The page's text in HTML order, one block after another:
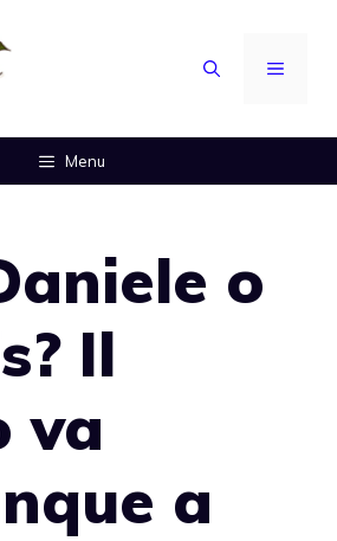
MENU
Menu
o
Il
va
a